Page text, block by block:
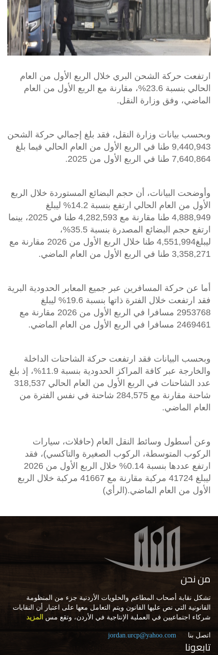
ارتفعت حركة الشحن البري خلال الربع الأول من العام
الحالي بنسبة 23.6%، مقارنة مع الربع الأول من العام
الماضي، وفق وزارة النقل.
وبحسب بيانات وزارة النقل، فقد بلغ إجمالي حركة الشحن
9,440,943 طنا في الربع الأول من العام الحالي فيما بلغ
7,640,864 طنا في الربع الأول من 2025.
وأوضحت البيانات، أن حجم البضائع المستوردة خلال الربع
الأول من العام الحالي ارتفع بنسبة 14.2% ليبلغ
4,888,949 طنا مقارنة مع 4,282,593 طنا في 2025، بينما
ارتفع حجم البضائع المصدرة بنسبة 35.5%،
ليبلغ4,551,994 طنا خلال الربع الأول من 2026 مقارنة مع
3,358,271 طنا في الربع الأول من العام الماضي.
أما عن حركة المسافرين عبر جميع المعابر الحدودية البرية
فقد ارتفعت خلال الفترة ذاتها بنسبة 19.6% ليبلغ
2953768 مسافرا في الربع الأول من 2026 مقارنة مع
2469461 مسافرا في الربع الأول من العام الماضي.
وبحسب البيانات فقد ارتفعت حركة الشاحنات الداخلة
والخارجة عبر كافة المراكز الحدودية بنسبة 11.9%، إذ بلغ
عدد الشاحنات في الربع الأول من العام الحالي 318,537
شاحنة مقارنة مع 284,575 شاحنة في نفس الفترة من
العام الماضي.
وعن أسطول وسائط النقل العام (حافلات، سيارات
الركوب المتوسطة، الركوب الصغيرة والتاكسي)، فقد
ارتفع عددها بنسبة 0.14% خلال الربع الأول من 2026
ليبلغ 41724 مركبة مقارنة مع 41667 مركبة خلال الربع
الأول من العام الماضي.(الرأي)
من نحن
تشكل نقابة أصحاب المطاعم والحلويات الأردنية جزء من المنظومة
القانونية التي نص عليها القانون ويتم التعامل معها على اعتبار أن النقابات
شركاء اجتماعيين في العملية الإنتاجية في الأردن، وتقع مس المزيد
اتصل بنا jordan.urcp@yahoo.com
تابعونا